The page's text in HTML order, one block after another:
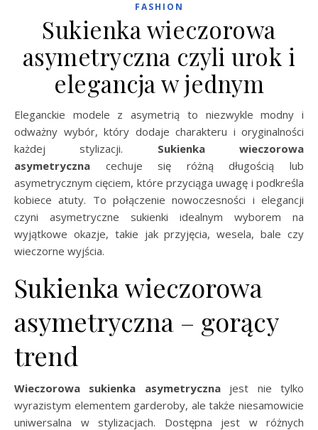
FASHION
Sukienka wieczorowa
asymetryczna czyli urok i
elegancja w jednym
Eleganckie modele z asymetrią to niezwykle modny i
odważny wybór, który dodaje charakteru i oryginalności
każdej stylizacji. Sukienka wieczorowa
asymetryczna cechuje się różną długością lub
asymetrycznym cięciem, które przyciąga uwagę i podkreśla
kobiece atuty. To połączenie nowoczesności i elegancji
czyni asymetryczne sukienki idealnym wyborem na
wyjątkowe okazje, takie jak przyjęcia, wesela, bale czy
wieczorne wyjścia.
Sukienka wieczorowa
asymetryczna – gorący
trend
Wieczorowa sukienka asymetrycznajest nie tylko
wyrazistym elementem garderoby, ale także niesamowicie
uniwersalna w stylizacjach. Dostępna jest w różnych